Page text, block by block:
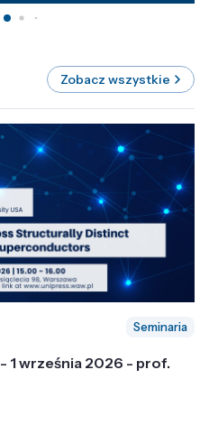
Zobacz wszystkie
Seminaria
września 2026 - prof.